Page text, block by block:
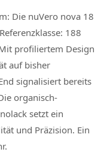
Die nuVero nova 18
188
profiliertem Design
auf bisher
signalisiert bereits
organisch-
setzt ein
und Präzision. Ein